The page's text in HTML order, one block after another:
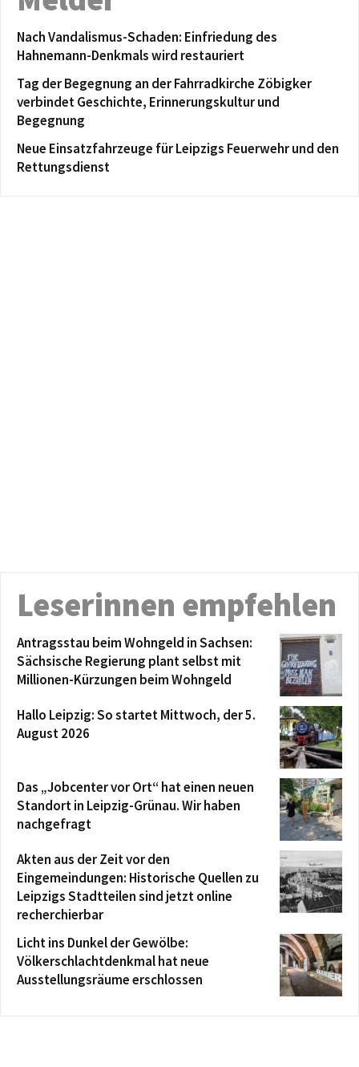
Nach Vandalismus-Schaden: Einfriedung des
Hahnemann-Denkmals wird restauriert
Tag der Begegnung an der Fahrradkirche Zöbigker
verbindet Geschichte, Erinnerungskultur und
Begegnung
Neue Einsatzfahrzeuge für Leipzigs Feuerwehr und den
Rettungsdienst
Leserinnen empfehlen
Antragsstau beim Wohngeld in Sachsen:
Sächsische Regierung plant selbst mit
Millionen-Kürzungen beim Wohngeld
Hallo Leipzig: So startet Mittwoch, der 5.
August 2026
Das „Jobcenter vor Ort“ hat einen neuen
Standort in Leipzig-Grünau. Wir haben
nachgefragt
Akten aus der Zeit vor den
Eingemeindungen: Historische Quellen zu
Leipzigs Stadtteilen sind jetzt online
recherchierbar
Licht ins Dunkel der Gewölbe:
Völkerschlachtdenkmal hat neue
Ausstellungsräume erschlossen